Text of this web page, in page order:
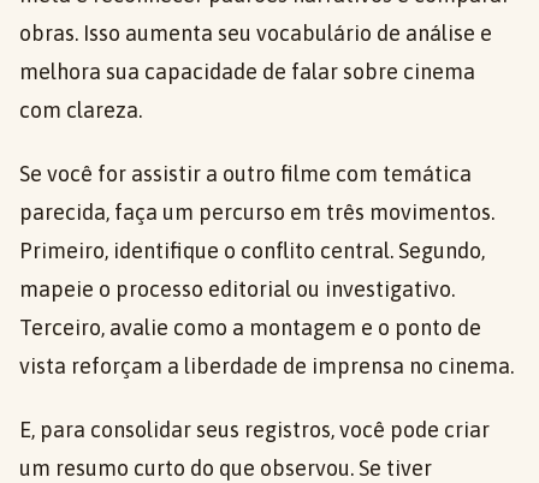
obras. Isso aumenta seu vocabulário de análise e
melhora sua capacidade de falar sobre cinema
com clareza.
Se você for assistir a outro filme com temática
parecida, faça um percurso em três movimentos.
Primeiro, identifique o conflito central. Segundo,
mapeie o processo editorial ou investigativo.
Terceiro, avalie como a montagem e o ponto de
vista reforçam a liberdade de imprensa no cinema.
E, para consolidar seus registros, você pode criar
um resumo curto do que observou. Se tiver